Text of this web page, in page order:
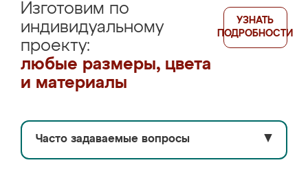
Изготовим по
индивидуальному
проекту:
любые размеры, цвета
и материалы
УЗНАТЬ
ПОДРОБНОСТИ
Часто задаваемые вопросы ▼